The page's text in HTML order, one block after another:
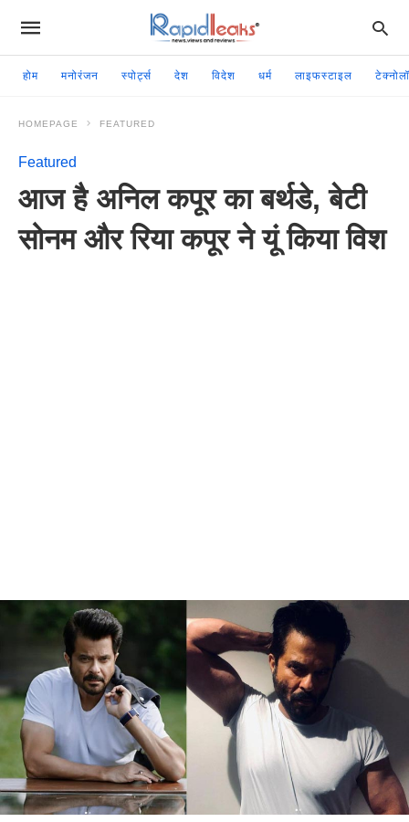
होम मनोरंजन स्पोर्ट्स देश विदेश धर्म लाइफस्टाइल
HOMEPAGE FEATURED
Featured
आज है अनिल कपूर का बर्थडे, बेटी
सोनम और रिया कपूर ने यूं किया विश